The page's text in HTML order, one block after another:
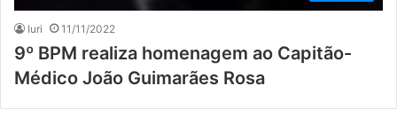
Iuri 11/11/2022
9º BPM realiza homenagem ao Capitão-
Médico João Guimarães Rosa